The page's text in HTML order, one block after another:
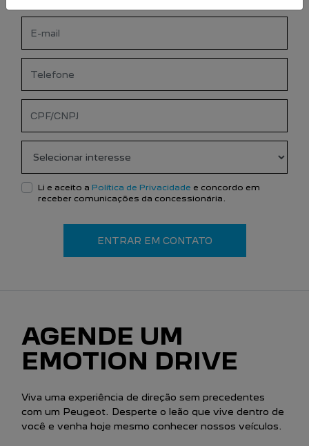
Li e aceito a Política de Privacidade e concordo em
receber comunicações da concessionária.
ENTRAR EM CONTATO
AGENDE UM
EMOTION DRIVE
Viva uma experiência de direção sem precedentes
com um Peugeot. Desperte o leão que vive dentro de
você e venha hoje mesmo conhecer nossos veículos.